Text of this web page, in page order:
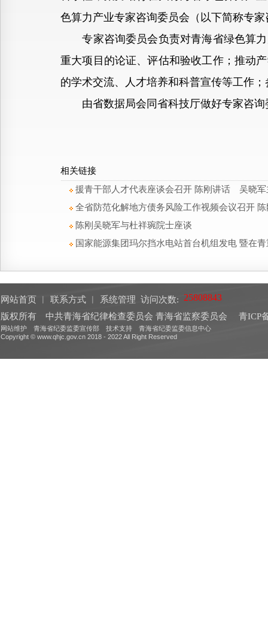
色算力产业专家咨询委员会（以下简称专
专家咨询委员会负责对青海省绿色算力
重大项目的论证、评估和验收工作；推动
的学术交流、人才培养和科普宣传等工作
由省数据局会同省科技厅做好专家咨询
相关链接
援青干部人才代表座谈会召开 陈刚讲话 吴晓军
全省防范化解地方债务风险工作视频会议召开
陈刚吴晓军与杜祥琬院士座谈
国家能源集团玛尔挡水电站首台机组发电 暨在
网站首页 联系方式 系统管理 访问次数:
版权所有 中共青海省纪律检查委员会 青海省监察委员会
青ICP
网站维护 青海省纪委监委宣传部 技术支持 青海省纪委监委信息中心
Copyright © www.qhjc.gov.cn 2018 - 2022 All Right Reserved